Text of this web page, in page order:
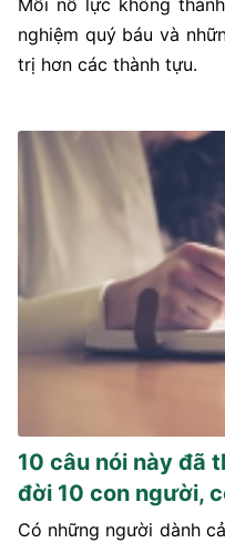
nghiệm quý báu và
trị hơn các thành tựu.
10 câu nói này đã
đời 10 con người,
Có những người dành